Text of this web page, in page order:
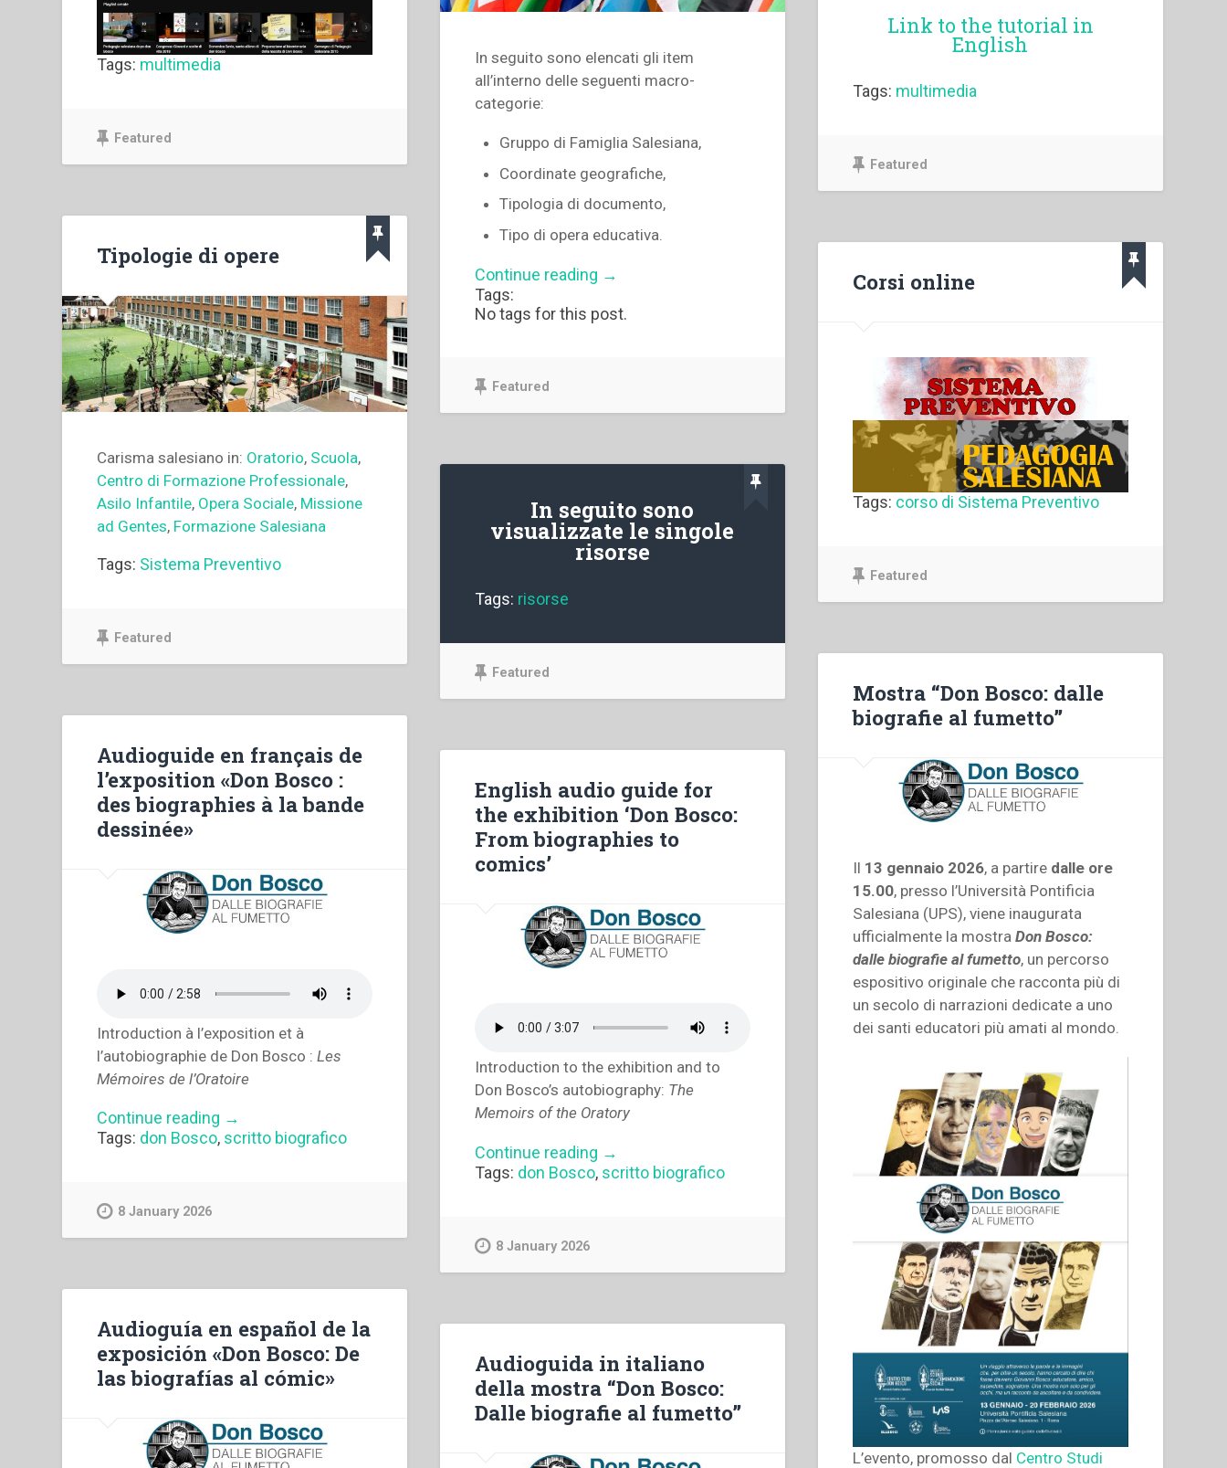
Link to the tutorial in
English
Tags: multimedia
Featured
Tags: multimedia
Featured
In seguito sono elencati gli item
all’interno delle seguenti macro-
categorie:
Gruppo di Famiglia Salesiana,
Coordinate geografiche,
Tipologia di documento,
Tipo di opera educativa.
Continue reading “Indice
categorie”
→
Tags:
No tags for this post.
Featured
Tipologie di opere
Carisma salesiano in: Oratorio, Scuola,
Centro di Formazione Professionale,
Asilo Infantile, Opera Sociale, Missione
ad Gentes, Formazione Salesiana
Tags: Sistema Preventivo
Featured
Corsi online
Tags: corso di Sistema Preventivo
Featured
In seguito sono
visualizzate le singole
risorse
Tags: risorse
Featured
Mostra “Don Bosco: dalle
biografie al fumetto”
Il 13 gennaio 2026, a partire dalle ore
15.00, presso l’Università Pontificia
Salesiana (UPS), viene inaugurata
ufficialmente la mostraDon Bosco:
dalle biografie al fumetto, un percorso
espositivo originale che racconta più di
un secolo di narrazioni dedicate a uno
dei santi educatori più amati al mondo.
L’evento, promosso dal Centro Studi
Audioguide en français de
l’exposition «Don Bosco :
des biographies à la bande
dessinée»
Introduction à l’exposition et à
l’autobiographie de Don Bosco :Les
Mémoires de l’Oratoire
Continue reading “Audioguide
en
biographies
la
bande
dessinée»”
→
Tags: don Bosco, scritto biografico
8 January 2026
English audio guide for
the exhibition ‘Don Bosco:
From biographies to
comics’
Introduction to the exhibition and to
Don Bosco’s autobiography: The
Memoirs of the Oratory
Continue reading “English
audio
biographies
comics’”
→
Tags: don Bosco, scritto biografico
8 January 2026
Audioguía en español de la
exposición «Don Bosco: De
las biografías al cómic»
Audioguida in italiano
della mostra “Don Bosco:
Dalle biografie al fumetto”